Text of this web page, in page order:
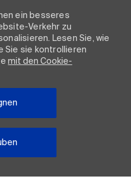
ein besseres
Verkehr zu
Lesen Sie, wie
Sie sie kontrollieren
mit den Cookie-